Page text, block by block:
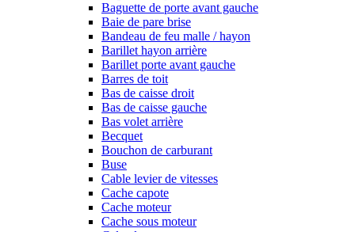
Baguette de porte avant gauche
Baie de pare brise
Bandeau de feu malle / hayon
Barillet hayon arrière
Barillet porte avant gauche
Barres de toit
Bas de caisse droit
Bas de caisse gauche
Bas volet arrière
Becquet
Bouchon de carburant
Buse
Cable levier de vitesses
Cache capote
Cache moteur
Cache sous moteur